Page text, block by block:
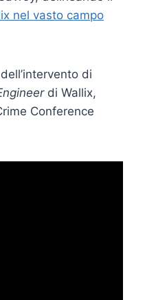
nel vasto campo
di
di Wallix,
Conference